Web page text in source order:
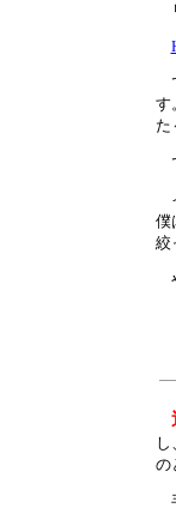
す
た
僕
絞
の